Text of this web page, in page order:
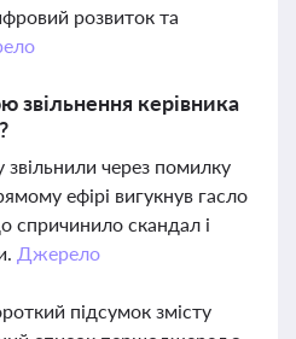
розвиток та
керівника
звільнили через помилку
ефірі вигукнув гасло
спричинило скандал і
Джерело
підсумок змісту